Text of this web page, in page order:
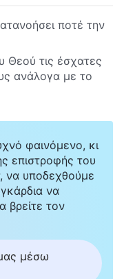
ποτέ την
Θεού τις έσχατες
ανάλογα με το
φαινόμενο, κι
επιστροφής του
να υποδεχθούμε
να
βρείτε τον
μέσω